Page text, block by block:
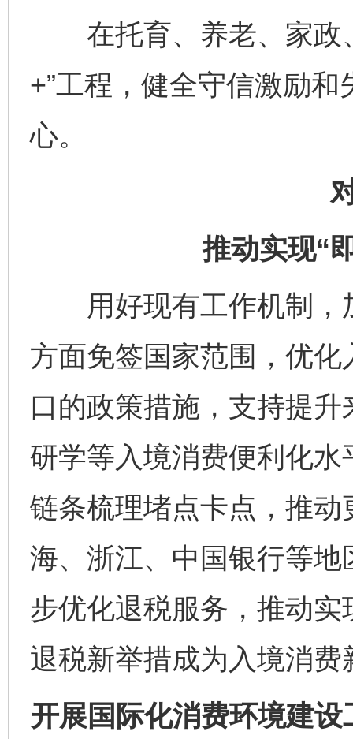
在托育、养老、家政
+”工程，健全守信激励
心。
推动实现“
用好现有工作机制，
方面免签国家范围，优
口的政策措施，支持提
研学等入境消费便利化水
链条梳理堵点卡点，推
海、浙江、中国银行等
步优化退税服务，推动实
退税新举措成为入境消费
开展国际化消费环境建